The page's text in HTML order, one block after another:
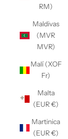
RM)
Maldivas
(MVR
MVR)
Malí (XOF
Fr)
Malta
(EUR €)
Martinica
(EUR €)